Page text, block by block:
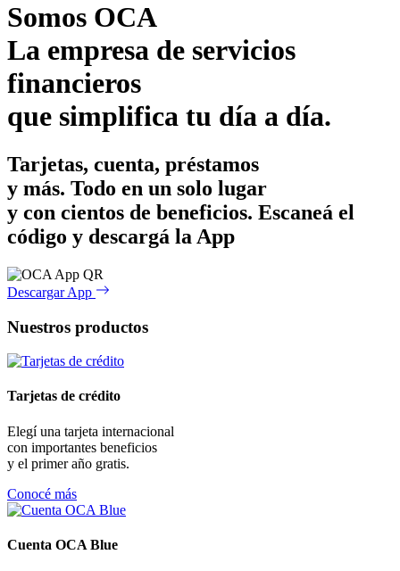
Somos OCA
La empresa de servicios
financieros
que simplifica tu día a día.
Tarjetas, cuenta, préstamos
y más. Todo en un solo lugar
y con cientos de beneficios. Escaneá el
código y descargá la App
Descargar App
Nuestros productos
Tarjetas de crédito
Elegí una tarjeta internacional
con importantes beneficios
y el primer año gratis.
Conocé más
Cuenta OCA Blue